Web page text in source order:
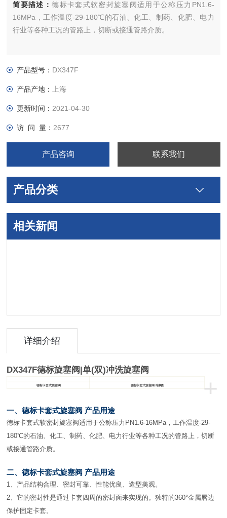
简要描述：德标卡套式软密封旋塞阀适用于公称压力PN1.6-
16MPa，工作温度-29-180℃的石油、化工、制药、化肥、电力
行业等各种工况的管路上，切断或接通管路介质。
产品型号： DX347F
产品产地： 上海
更新时间： 2021-04-30
访 问 量： 2677
产品咨询 联系我们
产品分类
相关新闻
详细介绍
DX347F德标旋塞阀|单(双)冲洗旋塞阀
+
德标卡套式旋塞阀 德标卡套式旋塞阀 结构图
一、德标卡套式旋塞阀 产品用途
德标卡套式软密封旋塞阀适用于公称压力PN1.6-16MPa，工作温度-29-
180℃的石油、化工、制药、化肥、电力行业等各种工况的管路上，切断
或接通管路介质。
二、德标卡套式旋塞阀 产品用途
1、产品结构合理、密封可靠、性能优良、造型美观。
2、它的密封性是通过卡套四周的密封面来实现的。独特的360°金属唇边
保护固定卡套。